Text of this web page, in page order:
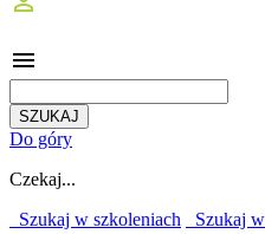
menu
Do góry
Czekaj...
Szukaj w szkoleniach
Szukaj